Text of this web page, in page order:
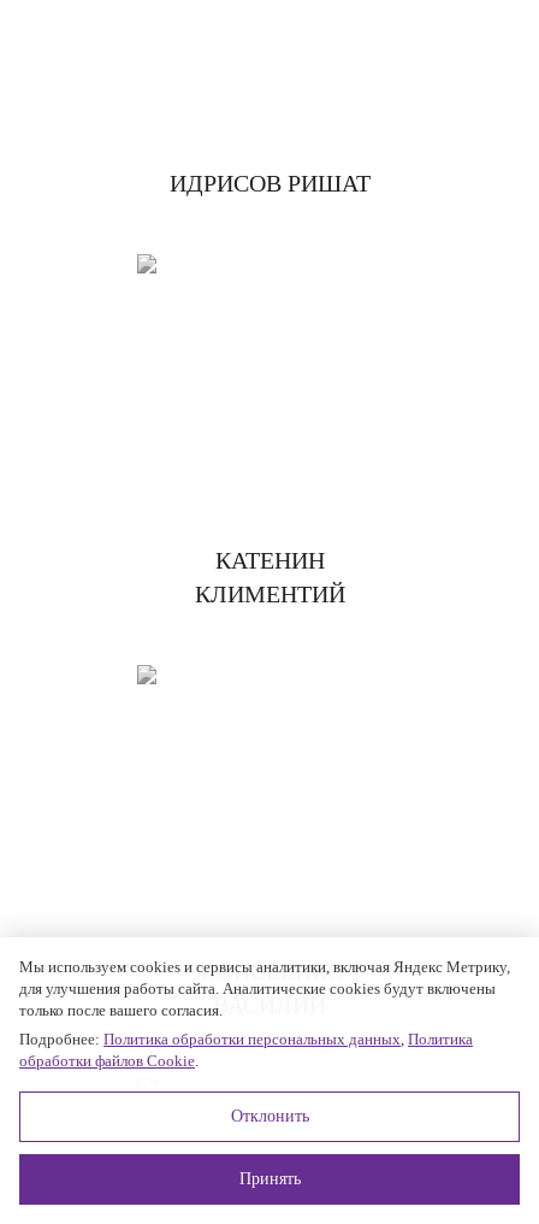
ИДРИСОВ РИШАТ
КАТЕНИН
КЛИМЕНТИЙ
МОИСЕЕНКО
ВАСИЛИЙ
Мы используем cookies и сервисы аналитики, включая Яндекс Метрику,
для улучшения работы сайта. Аналитические cookies будут включены
только после вашего согласия.
Подробнее: Политика обработки персональных данных, Политика
обработки файлов Cookie.
Отклонить
Принять